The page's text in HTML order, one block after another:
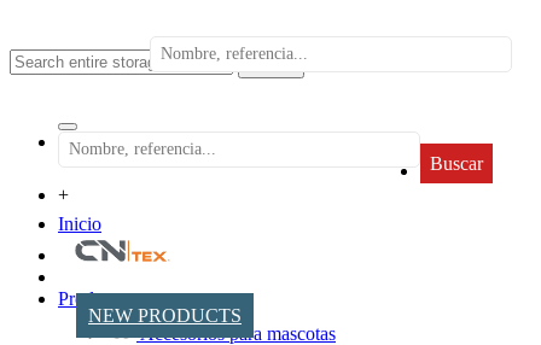
search
Buscar
+
Inicio
NEW PRODUCTS
Productos
Accesorios para mascotas